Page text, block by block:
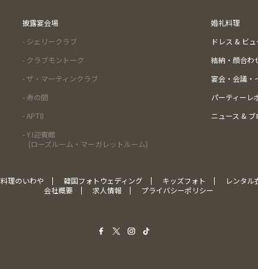
披露宴会場
- シェリークラブ
- クラブモントーク
- ザ・マーティンクラブ
- 寿の間
- APT8
- Y.I迎賓館
(ローズルーム・マーガレットルーム)
婚礼料理
ドレス & ビ
結納・顔合わ
宴会・会議・
パーティーレ
ニュース & ブ
料理のいわや 韓国フォトウェディング キッズフォト レンタル
会社概要
求人情報 プライバシーポリシー